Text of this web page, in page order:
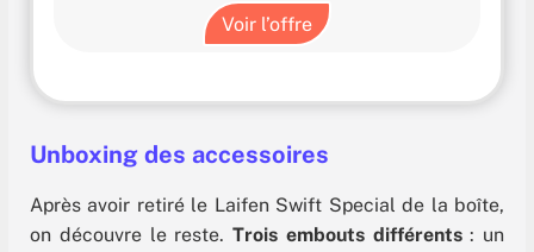
Voir l’offre
Unboxing des accessoires
Après avoir retiré le Laifen Swift Special de la boîte,
on découvre le reste. Trois embouts différents: un